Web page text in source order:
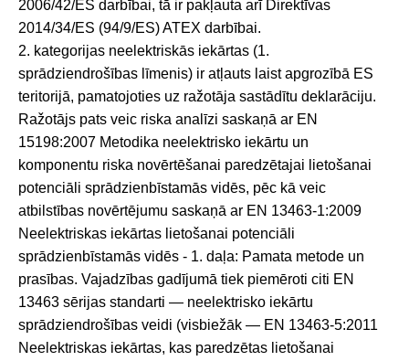
2006/42/ES darbībai, tā ir pakļauta arī Direktīvas
2014/34/ES (94/9/ES) ATEX darbībai.
2. kategorijas neelektriskās iekārtas (1.
sprādziendrošības līmenis) ir atļauts laist apgrozībā ES
teritorijā, pamatojoties uz ražotāja sastādītu deklarāciju.
Ražotājs pats veic riska analīzi saskaņā ar EN
15198:2007 Metodika neelektrisko iekārtu un
komponentu riska novērtēšanai paredzētajai lietošanai
potenciāli sprādzienbīstamās vidēs, pēc kā veic
atbilstības novērtējumu saskaņā ar EN 13463-1:2009
Neelektriskas iekārtas lietošanai potenciāli
sprādzienbīstamās vidēs - 1. daļa: Pamata metode un
prasības. Vajadzības gadījumā tiek piemēroti citi EN
13463 sērijas standarti — neelektrisko iekārtu
sprādziendrošības veidi (visbiežāk — EN 13463-5:2011
Neelektriskas iekārtas, kas paredzētas lietošanai